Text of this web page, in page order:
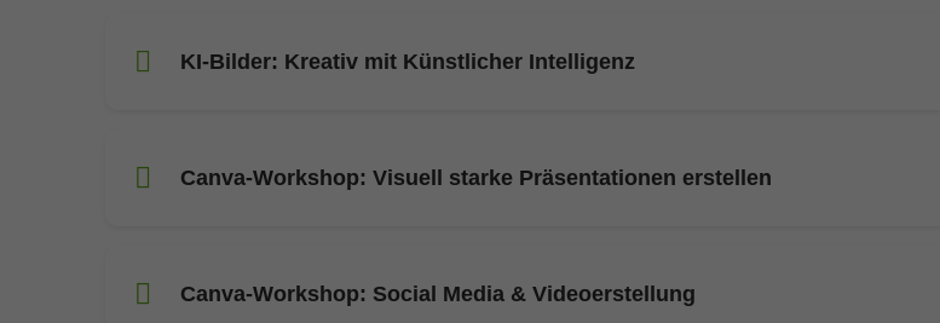
KI-Bilder: Kreativ mit Künstlicher Intelligenz
Canva-Workshop: Visuell starke Präsentationen erstellen
Canva-Workshop: Social Media & Videoerstellung